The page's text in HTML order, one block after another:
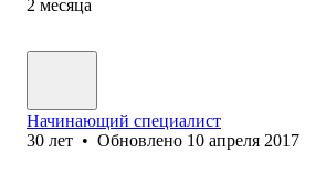
2 месяца
Начинающий специалист
30 лет • Обновлено 10 апреля 2017